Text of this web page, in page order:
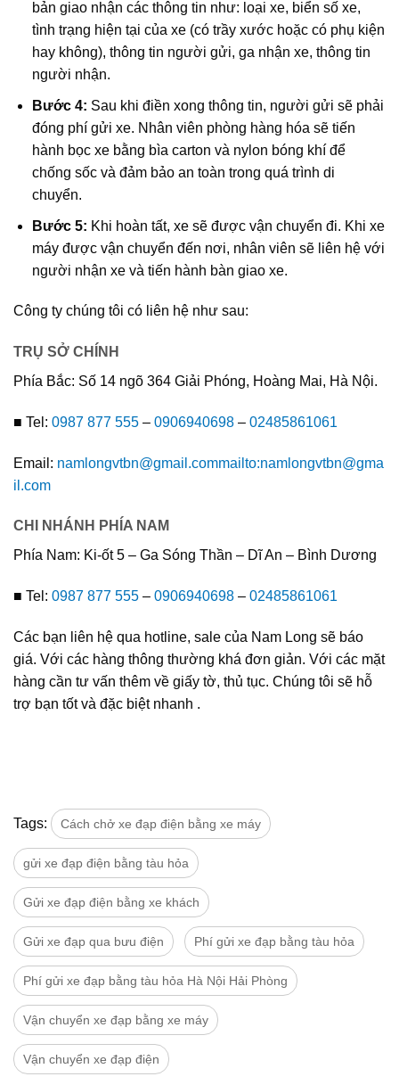
bản giao nhận các thông tin như: loại xe, biển số xe,
tình trạng hiện tại của xe (có trầy xước hoặc có phụ kiện
hay không), thông tin người gửi, ga nhận xe, thông tin
người nhận.
Bước 4: Sau khi điền xong thông tin, người gửi sẽ phải
đóng phí gửi xe. Nhân viên phòng hàng hóa sẽ tiến
hành bọc xe bằng bìa carton và nylon bóng khí để
chống sốc và đảm bảo an toàn trong quá trình di
chuyển.
Bước 5: Khi hoàn tất, xe sẽ được vận chuyển đi. Khi xe
máy được vận chuyển đến nơi, nhân viên sẽ liên hệ với
người nhận xe và tiến hành bàn giao xe.
Công ty chúng tôi có liên hệ như sau:
TRỤ SỞ CHÍNH
Phía Bắc: Số 14 ngõ 364 Giải Phóng, Hoàng Mai, Hà Nội.
■ Tel: 0987 877 555 – 0906940698 – 02485861061
Email: namlongvtbn@gmail.commailto:namlongvtbn@gma
il.com
CHI NHÁNH PHÍA NAM
Phía Nam: Ki-ốt 5 – Ga Sóng Thần – Dĩ An – Bình Dương
■ Tel: 0987 877 555 – 0906940698 – 02485861061
Các bạn liên hệ qua hotline, sale của Nam Long sẽ báo
giá. Với các hàng thông thường khá đơn giản. Với các mặt
hàng cần tư vấn thêm về giấy tờ, thủ tục. Chúng tôi sẽ hỗ
trợ bạn tốt và đặc biệt nhanh .
Tags: Cách chở xe đạp điện bằng xe máy
gửi xe đạp điện bằng tàu hỏa
Gửi xe đạp điện bằng xe khách
Gửi xe đạp qua bưu điện Phí gửi xe đạp bằng tàu hỏa
Phí gửi xe đạp bằng tàu hỏa Hà Nội Hải Phòng
Vận chuyển xe đạp bằng xe máy
Vận chuyển xe đạp điện